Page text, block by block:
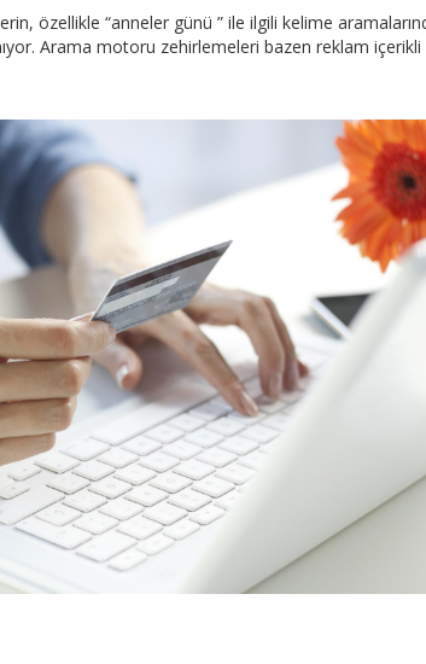
özellikle “anneler günü ” ile ilgili kelime
Arama motoru zehirlemeleri bazen reklam